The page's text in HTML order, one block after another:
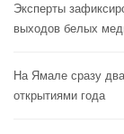
Эксперты
выходов белых
На Ямале сразу
открытиями года